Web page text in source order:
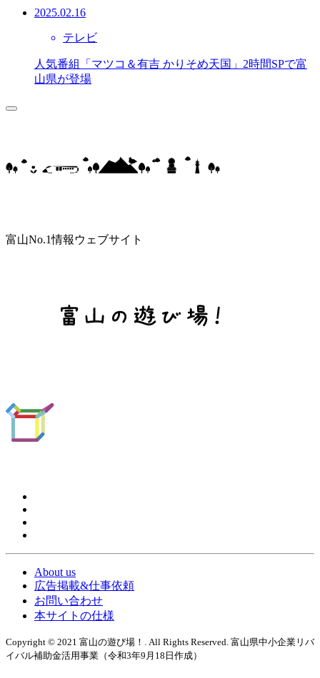
2025.02.16
テレビ
人気番組「マツコ＆有吉 かりそめ天国」2時間SPで富
山県が登場
富山No.1情報ウェブサイト
About us
広告掲載&仕事依頼
お問い合わせ
本サイトの仕様
Copyright © 2021 富山の遊び場！. All Rights Reserved. 富山県中小企業リバ
イバル補助金活用事業（令和3年9月18日作成）